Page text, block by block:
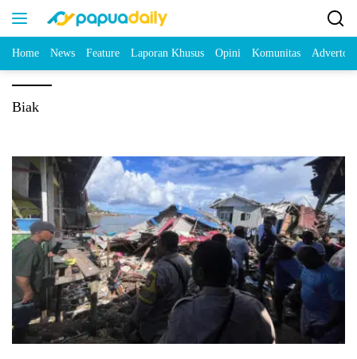
Home News Feature Laporan Khusus Opini Komunitas
Biak